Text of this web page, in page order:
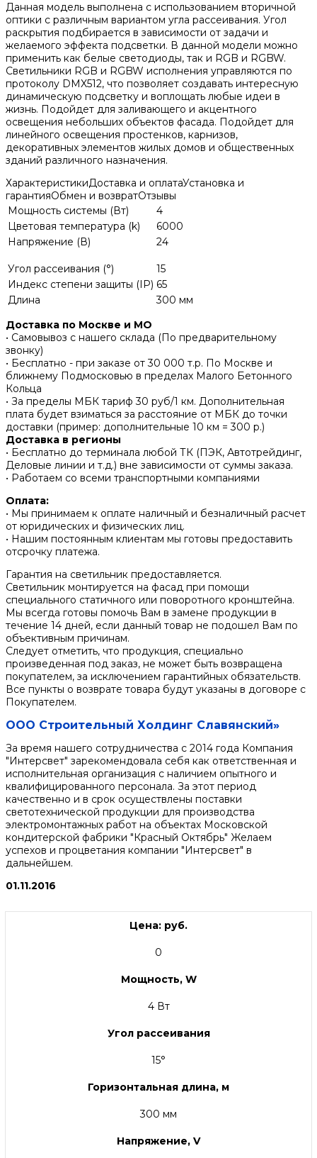
Данная модель выполнена с использованием вторичной
оптики с различным вариантом угла рассеивания. Угол
раскрытия подбирается в зависимости от задачи и
желаемого эффекта подсветки. В данной модели можно
применить как белые светодиоды, так и RGB и RGBW.
Светильники RGB и RGBW исполнения управляются по
протоколу DMX512, что позволяет создавать интересную
динамическую подсветку и воплощать любые идеи в
жизнь. Подойдет для заливающего и акцентного
освещения небольших объектов фасада. Подойдет для
линейного освещения простенков, карнизов,
декоративных элементов жилых домов и общественных
зданий различного назначения.
ХарактеристикиДоставка и оплатаУстановка и
гарантияОбмен и возвратОтзывы
Мощность системы (Вт)
4
Цветовая температура (k)
6000
Напряжение (В)
24
Угол рассеивания (°)
15
Индекс степени защиты (IP) 65
Длина
300 мм
Доставка по Москве и МО
• Самовывоз с нашего склада (По предварительному
звонку)
• Бесплатно - при заказе от 30 000 т.р. По Москве и
ближнему Подмосковью в пределах Малого Бетонного
Кольца
• За пределы МБК тариф 30 руб/1 км. Дополнительная
плата будет взиматься за расстояние от МБК до точки
доставки (пример: дополнительные 10 км = 300 р.)
Доставка в регионы
• Бесплатно до терминала любой ТК (ПЭК, Автотрейдинг,
Деловые линии и т.д.) вне зависимости от суммы заказа.
• Работаем со всеми транспортными компаниями
Оплата:
• Мы принимаем к оплате наличный и безналичный расчет
от юридических и физических лиц.
• Нашим постоянным клиентам мы готовы предоставить
отсрочку платежа.
Гарантия на светильник предоставляется.
Светильник монтируется на фасад при помощи
специального статичного или поворотного кронштейна.
Мы всегда готовы помочь Вам в замене продукции в
течение 14 дней, если данный товар не подошел Вам по
объективным причинам.
Следует отметить, что продукция, специально
произведенная под заказ, не может быть возвращена
покупателем, за исключением гарантийных обязательств.
Все пункты о возврате товара будут указаны в договоре с
Покупателем.
ООО Строительный Холдинг Славянский»
За время нашего сотрудничества с 2014 года Компания
"Интерсвет" зарекомендовала себя как ответственная и
исполнительная организация с наличием опытного и
квалифицированного персонала. За этот период
качественно и в срок осуществлены поставки
светотехнической продукции для производства
электромонтажных работ на объектах Московской
кондитерской фабрики "Красный Октябрь" Желаем
успехов и процветания компании "Интерсвет" в
дальнейшем.
01.11.2016
Цена: руб.
0
Мощность, W
4 Вт
Угол рассеивания
15°
Горизонтальная длина, м
300 мм
Напряжение, V